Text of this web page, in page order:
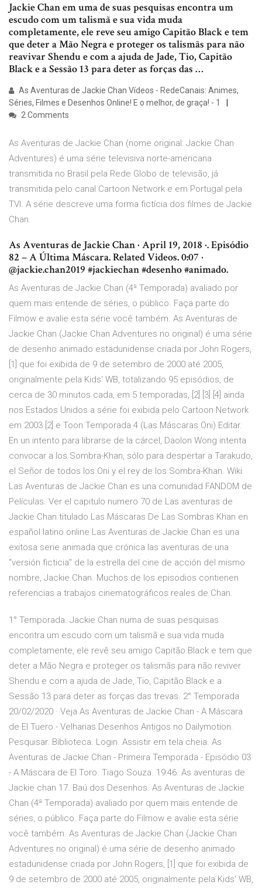
Jackie Chan em uma de suas pesquisas encontra um
escudo com um talismã e sua vida muda
completamente, ele reve seu amigo Capitão Black e tem
que deter a Mão Negra e proteger os talismãs para não
reavivar Shendu e com a ajuda de Jade, Tio, Capitão
Black e a Sessão 13 para deter as forças das …
As Aventuras de Jackie Chan Vídeos - RedeCanais: Animes,
Séries, Filmes e Desenhos Online! E o melhor, de graça! - 1
2 Comments
As Aventuras de Jackie Chan (nome original: Jackie Chan
Adventures) é uma série televisiva norte-americana
transmitida no Brasil pela Rede Globo de televisão, já
transmitida pelo canal Cartoon Network e em Portugal pela
TVI. A série descreve uma forma fictícia dos filmes de Jackie
Chan.
As Aventuras de Jackie Chan · April 19, 2018 ·. Episódio
82 – A Última Máscara. Related Videos. 0:07 ·
@jackie.chan2019 #jackiechan #desenho #animado.
As Aventuras de Jackie Chan (4ª Temporada) avaliado por
quem mais entende de séries, o público. Faça parte do
Filmow e avalie esta série você também. As Aventuras de
Jackie Chan (Jackie Chan Adventures no original) é uma série
de desenho animado estadunidense criada por John Rogers,
[1] que foi exibida de 9 de setembro de 2000 até 2005,
originalmente pela Kids' WB, totalizando 95 episódios, de
cerca de 30 minutos cada, em 5 temporadas, [2] [3] [4] ainda
nos Estados Unidos a série foi exibida pelo Cartoon Network
em 2003 [2] e Toon Temporada 4 (Las Máscaras Oni) Editar.
En un intento para librarse de la cárcel, Daolon Wong intenta
convocar a los Sombra-Khan, sólo para despertar a Tarakudo,
el Señor de todos los Oni y el rey de los Sombra-Khan. Wiki
Las Aventuras de Jackie Chan es una comunidad FANDOM de
Películas. Ver el capitulo numero 70 de Las aventuras de
Jackie Chan titulado Las Máscaras De Las Sombras Khan en
español latino online Las Aventuras de Jackie Chan es una
exitosa serie animada que crónica las aventuras de una
"versión ficticia" de la estrella del cine de acción del mismo
nombre, Jackie Chan. Muchos de los episodios contienen
referencias a trabajos cinematográficos reales de Chan.
1° Temporada. Jackie Chan numa de suas pesquisas
encontra um escudo com um talismã e sua vida muda
completamente, ele revê seu amigo Capitão Black e tem que
deter a Mão Negra e proteger os talismãs para não reviver
Shendu e com a ajuda de Jade, Tio, Capitão Black e a
Sessão 13 para deter as forças das trevas. 2° Temporada
20/02/2020 · Veja As Aventuras de Jackie Chan - A Máscara
de El Tuero - Velharias Desenhos Antigos no Dailymotion.
Pesquisar. Biblioteca. Login. Assistir em tela cheia. As
Aventuras de Jackie Chan - Primeira Temporada - Episódio 03
- A Máscara de El Toro. Tiago Souza. 19:46. As aventuras de
Jackie chan 17. Baú dos Desenhos. As Aventuras de Jackie
Chan (4ª Temporada) avaliado por quem mais entende de
séries, o público. Faça parte do Filmow e avalie esta série
você também. As Aventuras de Jackie Chan (Jackie Chan
Adventures no original) é uma série de desenho animado
estadunidense criada por John Rogers, [1] que foi exibida de
9 de setembro de 2000 até 2005, originalmente pela Kids' WB,